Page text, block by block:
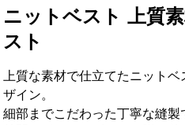
ニットベスト 上質
スト
上質な素材で仕立てたニット
ザイン。
細部までこだわった丁寧な縫製